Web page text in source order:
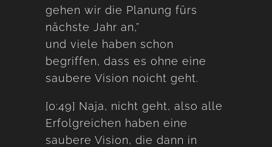
gehen wir die Planung fürs
nächste Jahr an,”
und viele haben schon
begriffen, dass es ohne eine
saubere Vision noicht geht.
[0:49] Naja, nicht geht, also alle
Erfolgreichen haben eine
saubere Vision, die dann in